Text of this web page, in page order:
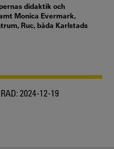
didaktik och
Monica Evermark,
Ruc, båda Karlstads
2024-12-19